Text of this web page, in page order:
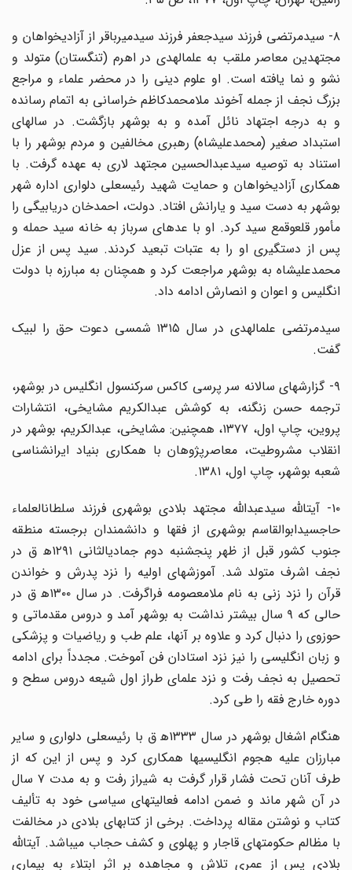
۸- سیدمرتضی فرزند سیدجعفر فرزند سیدمیرباقر از آزادیخواهان و
مجتهدین معاصر ملقب به علمالهدی در اهرم (تنگستان) متولد و
نشو و نما یافته است. او علوم دینی را در محضر علماء و مراجع
بزرگ نجف از جمله آخوند ملامحمدکاظم خراسانی به اتمام رسانده
و به درجه اجتهاد نائل آمده و به بوشهر بازگشت. در سالهای
استبداد صغیر (محمدعلیشاه) رهبری مخالفین و مردم بوشهر را با
استناد به توصیه سیدعبدالحسین مجتهد لاری به عهده گرفت. با
همکاری آزادیخواهان و حمایت شهید رئیسعلی دلواری اداره شهر
بوشهر به دست سید و یارانش افتاد. دولت، احمدخان دریابیگی را
مأمور قلعوقمع سید کرد. او با عدهای سرباز به خانه سید حمله و
پس از دستگیری او را به عتبات تبعید کردند. سید پس از عزل
محمدعلیشاه به بوشهر مراجعت کرد و همچنان به مبارزه با دولت
انگلیس و اعوان و انصارش ادامه داد.
سیدمرتضی علمالهدی در سال ۱۳۱۵ شمسی دعوت حق را لبیک
گفت.
۹- گزارشهای سالانه سر پرسی کاکس سرکنسول انگلیس در بوشهر،
ترجمه حسن زنگنه، به کوشش عبدالکریم مشایخی، انتشارات
پروین، چاپ اول، ۱۳۷۷، همچنین: مشایخی، عبدالکریم، بوشهر در
انقلاب مشروطیت، معاصرپژوهان با همکاری بنیاد ایرانشناسی
شعبه بوشهر، چاپ اول، ۱۳۸۱.
۱۰- آیتالله سیدعبدالله مجتهد بلادی بوشهری فرزند سلطانالعلماء
حاجسیدابوالقاسم بوشهری از فقها و دانشمندان برجسته منطقه
جنوب کشور قبل از ظهر پنجشنبه دوم جمادیالثانی ۱۲۹۱ه‍ ق در
نجف اشرف متولد شد. آموزشهای اولیه را نزد پدرش و خواندن
قرآن را نزد زنی به نام ملامعصومه فراگرفت. در سال ۱۳۰۰ه‍ ق در
حالی که ۹ سال بیشتر نداشت به بوشهر آمد و دروس مقدماتی و
حوزوی را دنبال کرد و علاوه بر آنها، علم طب و ریاضیات و پزشکی
و زبان انگلیسی را نیز نزد استادان فن آموخت. مجدداً برای ادامه
تحصیل به نجف رفت و نزد علمای طراز اول شیعه دروس سطح و
دوره خارج فقه را طی کرد.
هنگام اشغال بوشهر در سال ۱۳۳۳ه‍ ق با رئیسعلی دلواری و سایر
مبارزان علیه هجوم انگلیسیها همکاری کرد و پس از این که از
طرف آنان تحت فشار قرار گرفت به شیراز رفت و به مدت ۷ سال
در آن شهر ماند و ضمن ادامه فعالیتهای سیاسی خود به تألیف
کتاب و نوشتن مقاله پرداخت. برخی از کتابهای بلادی در مخالفت
با مظالم حکومتهای قاجار و پهلوی و کشف حجاب میباشد. آیتالله
بلادی پس از عمری تلاش و مجاهده بر اثر ابتلاء به بیماری